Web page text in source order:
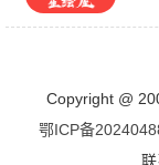
Copyright @
鄂ICP备